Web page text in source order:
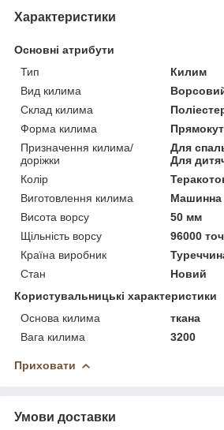
Характеристики
Основні атрибути
Тип
Килим
Вид килима
Склад килима
Форма килима
Призначення килима/
доріжки
Для
Для
Колір
Виготовлення килима
Машинна
Висота ворсу
50 мм
Щільність ворсу
96000
Країна виробник
Стан
Новий
Користувальницькі характеристики
Основа килима
ткана
Вага килима
3200
Приховати
Умови доставки